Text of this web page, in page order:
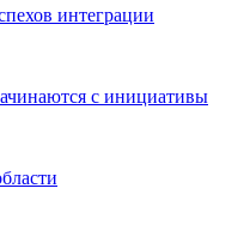
интеграции
с инициативы